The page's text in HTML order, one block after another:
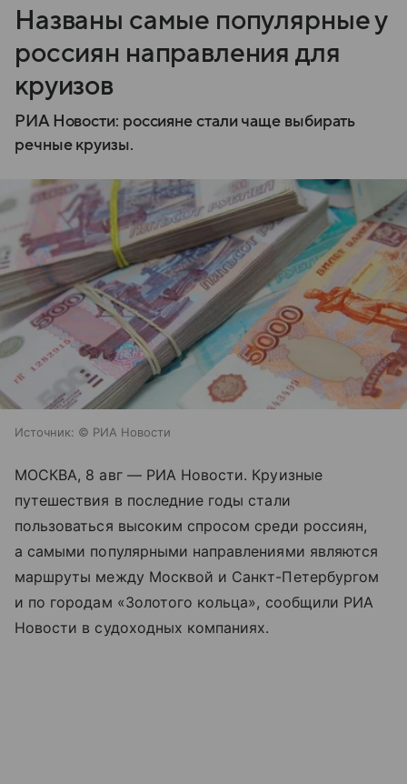
Названы самые популярные у
россиян направления для
круизов
РИА Новости: россияне стали чаще выбирать
речные круизы.
Источник: © РИА Новости
МОСКВА, 8 авг — РИА Новости. Круизные
путешествия в последние годы стали
пользоваться высоким спросом среди россиян,
а самыми популярными направлениями являются
маршруты между Москвой и Санкт-Петербургом
и по городам «Золотого кольца», сообщили РИА
Новости в судоходных компаниях.